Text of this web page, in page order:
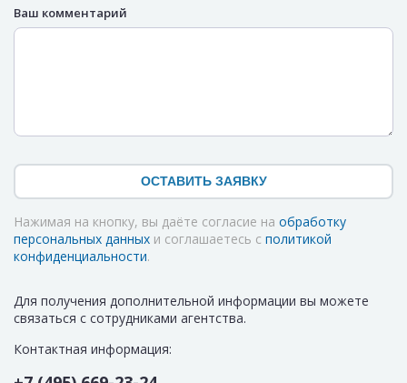
Ваш комментарий
ОСТАВИТЬ ЗАЯВКУ
Нажимая на кнопку, вы даёте согласие на обработку
персональных данных и соглашаетесь с политикой
конфиденциальности.
Для получения дополнительной информации вы можете
связаться с сотрудниками агентства.
Контактная информация: